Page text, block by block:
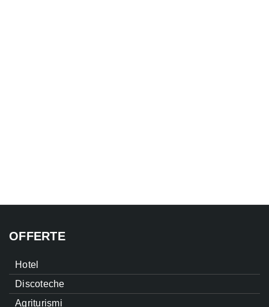
OFFERTE
Hotel
Discoteche
Agriturismi